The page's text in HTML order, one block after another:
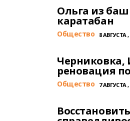
Ольга из
каратабан
Общество 8 АВГУСТА ,
Черниковка,
реновация
Общество 7 АВГУСТА ,
Восстановить